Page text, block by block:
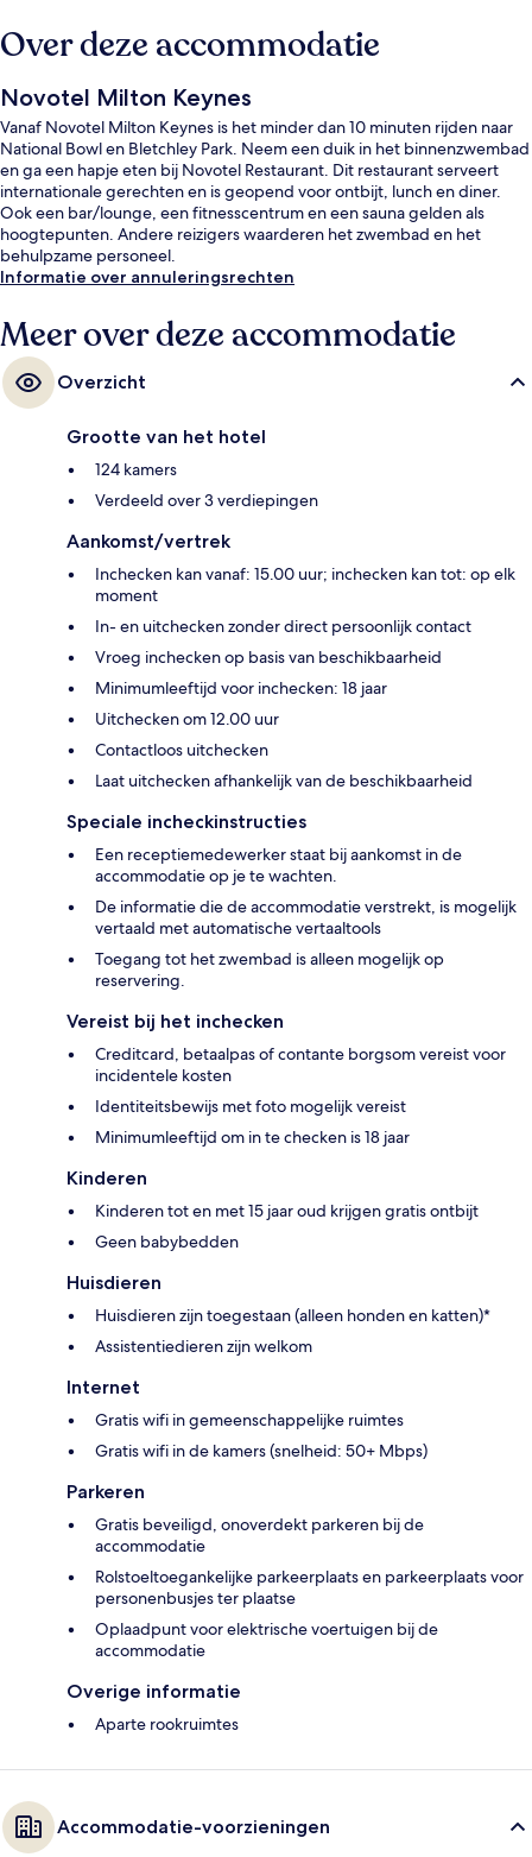
Over deze accommodatie
Novotel Milton Keynes
Vanaf Novotel Milton Keynes is het minder dan 10 minuten rijden naar
National Bowl en Bletchley Park. Neem een duik in het binnenzwembad
en ga een hapje eten bij Novotel Restaurant. Dit restaurant serveert
internationale gerechten en is geopend voor ontbijt, lunch en diner.
Ook een bar/lounge, een fitnesscentrum en een sauna gelden als
hoogtepunten. Andere reizigers waarderen het zwembad en het
behulpzame personeel.
Informatie over annuleringsrechten
Meer over deze accommodatie
Overzicht
Grootte van het hotel
124 kamers
Verdeeld over 3 verdiepingen
Aankomst/vertrek
Inchecken kan vanaf: 15.00 uur; inchecken kan tot: op elk
moment
In- en uitchecken zonder direct persoonlijk contact
Vroeg inchecken op basis van beschikbaarheid
Minimumleeftijd voor inchecken: 18 jaar
Uitchecken om 12.00 uur
Contactloos uitchecken
Laat uitchecken afhankelijk van de beschikbaarheid
Speciale incheckinstructies
Een receptiemedewerker staat bij aankomst in de
accommodatie op je te wachten.
De informatie die de accommodatie verstrekt, is mogelijk
vertaald met automatische vertaaltools
Toegang tot het zwembad is alleen mogelijk op
reservering.
Vereist bij het inchecken
Creditcard, betaalpas of contante borgsom vereist voor
incidentele kosten
Identiteitsbewijs met foto mogelijk vereist
Minimumleeftijd om in te checken is 18 jaar
Kinderen
Kinderen tot en met 15 jaar oud krijgen gratis ontbijt
Geen babybedden
Huisdieren
Huisdieren zijn toegestaan (alleen honden en katten)*
Assistentiedieren zijn welkom
Internet
Gratis wifi in gemeenschappelijke ruimtes
Gratis wifi in de kamers (snelheid: 50+ Mbps)
Parkeren
Gratis beveiligd, onoverdekt parkeren bij de
accommodatie
Rolstoeltoegankelijke parkeerplaats en parkeerplaats voor
personenbusjes ter plaatse
Oplaadpunt voor elektrische voertuigen bij de
accommodatie
Overige informatie
Aparte rookruimtes
Accommodatie-voorzieningen